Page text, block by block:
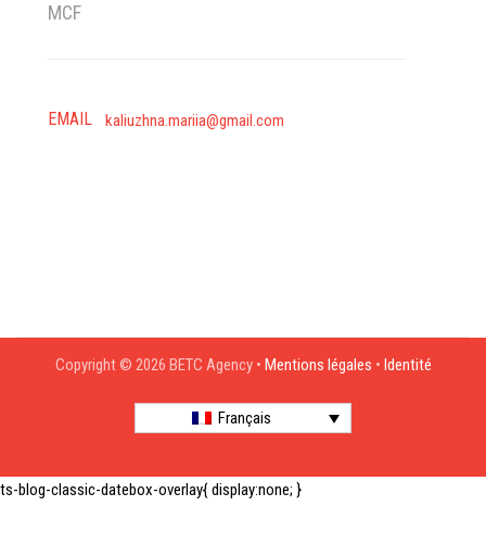
MCF
EMAIL kaliuzhna.mariia@gmail.com
Copyright © 2026 BETC Agency • Mentions légales • Identité
Français
ts-blog-classic-datebox-overlay{ display:none; }